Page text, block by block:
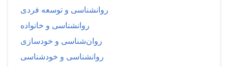
روانشناسی و توسعه فردی
روانشناسی و خانواده
روان‌شناسی و خودسازی
روانشناسی و خودشناسی